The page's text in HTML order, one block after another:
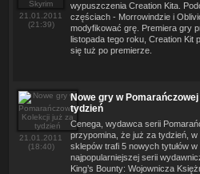
21.01.2011
(21:39)
wypuszczenia Creation Kita.
częściach - Morrowindzie i
modyfikować grę. Premiera gry
listopada tego roku, Creation Kit
się tuż po premierze.
21.01.2011
(18:40)
Nowe gry w
tydzień
Cenega, wydawca serii
przypomina, że już za tydzień,
sklepów trafi 5 nowych tytułów
najpopularniejszej serii
King’s Bounty: Wojownicza